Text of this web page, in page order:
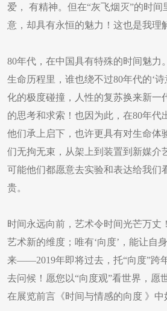
爱， 有精神。但在“灰飞烟灭”的时
意，却具有永恒的魅力！这也是我理
80年代，在中国具有特殊的时间魅力
生命历程里，谁也绕不过80年代的‘
化的极度碰撞，人性的复苏换来新一
的思考和求索！也因为此，在80年代
他们承上启下，也许更具有对生命体
们无拘无束，从架上到装置到新媒
可能他们都愿意去实验和表达给我们
贵。
时间永远向前，艺术令时间光芒万丈
艺术新的维度；唯有‘向度’，能让自
来——2019年即将过去，托“向度”跨
去问候！愿您以“向度观”看世界，愿
在展览前言《时间与情感的向度 》中